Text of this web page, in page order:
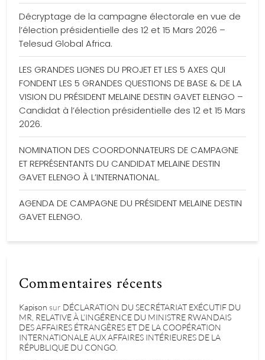
Décryptage de la campagne électorale en vue de
l’élection présidentielle des 12 et 15 Mars 2026 –
Telesud Global Africa.
LES GRANDES LIGNES DU PROJET ET LES 5 AXES QUI
FONDENT LES 5 GRANDES QUESTIONS DE BASE & DE LA
VISION DU PRÉSIDENT MELAINE DESTIN GAVET ELENGO –
Candidat à l’élection présidentielle des 12 et 15 Mars
2026.
NOMINATION DES COORDONNATEURS DE CAMPAGNE
ET REPRÉSENTANTS DU CANDIDAT MELAINE DESTIN
GAVET ELENGO À L’INTERNATIONAL.
AGENDA DE CAMPAGNE DU PRÉSIDENT MELAINE DESTIN
GAVET ELENGO.
Commentaires récents
Kapison sur DÉCLARATION DU SECRÉTARIAT EXÉCUTIF DU
MR, RELATIVE À L’INGÉRENCE DU MINISTRE RWANDAIS
DES AFFAIRES ÉTRANGÈRES ET DE LA COOPÉRATION
INTERNATIONALE AUX AFFAIRES INTÉRIEURES DE LA
RÉPUBLIQUE DU CONGO.